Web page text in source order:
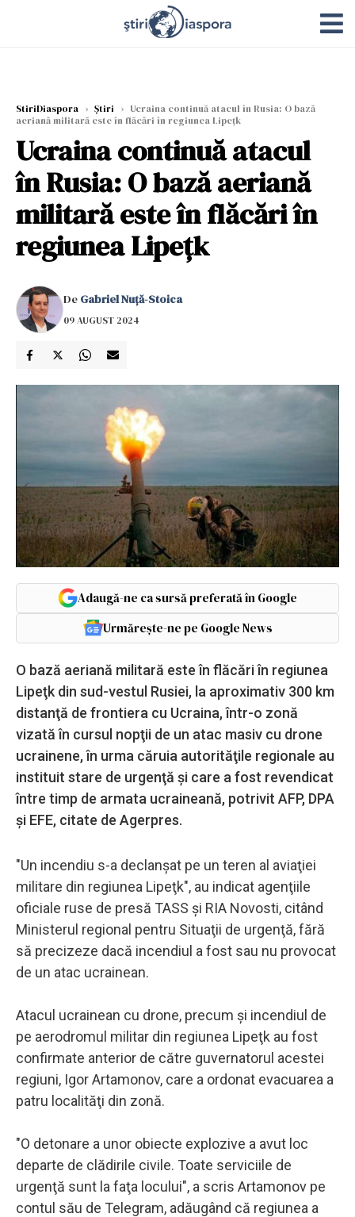
StiriDiaspora › Știri › Ucraina continuă atacul în Rusia: O bază
aeriană militară este în flăcări în regiunea Lipeţk
Ucraina continuă atacul
în Rusia: O bază aeriană
militară este în flăcări în
regiunea Lipeţk
De Gabriel Nuță-Stoica
09 AUGUST 2024
Adaugă-ne ca sursă preferată în Google
Urmărește-ne pe Google News
O bază aeriană militară este în flăcări în regiunea
Lipeţk din sud-vestul Rusiei, la aproximativ 300 km
distanţă de frontiera cu Ucraina, într-o zonă
vizată în cursul nopţii de un atac masiv cu drone
ucrainene, în urma căruia autorităţile regionale au
instituit stare de urgenţă şi care a fost revendicat
între timp de armata ucraineană, potrivit AFP, DPA
şi EFE, citate de Agerpres.
"Un incendiu s-a declanşat pe un teren al aviaţiei
militare din regiunea Lipeţk", au indicat agenţiile
oficiale ruse de presă TASS şi RIA Novosti, citând
Ministerul regional pentru Situaţii de urgenţă, fără
să precizeze dacă incendiul a fost sau nu provocat
de un atac ucrainean.
Atacul ucrainean cu drone, precum şi incendiul de
pe aerodromul militar din regiunea Lipeţk au fost
confirmate anterior de către guvernatorul acestei
regiuni, Igor Artamonov, care a ordonat evacuarea a
patru localităţi din zonă.
"O detonare a unor obiecte explozive a avut loc
departe de clădirile civile. Toate serviciile de
urgenţă sunt la faţa locului", a scris Artamonov pe
contul său de Telegram, adăugând că regiunea a